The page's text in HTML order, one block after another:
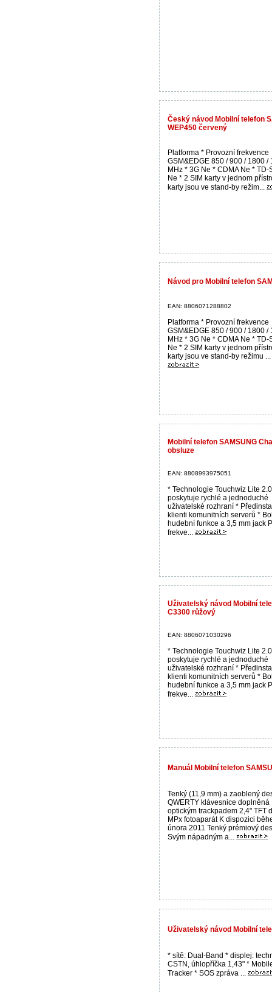
Český návod Mobilní telefon
WEP450 červený
Platforma * Provozní frekvence
GSM&EDGE 850 / 900 / 1800 /
MHz * 3G Ne * CDMA Ne * TD-
Ne * 2 SIM karty v jednom
karty jsou ve stand-by režim...
Návod pro Mobilní telefon
EAN: 8806071288802
Platforma * Provozní frekvence
GSM&EDGE 850 / 900 / 1800 /
MHz * 3G Ne * CDMA Ne * TD-
Ne * 2 SIM karty v jednom
karty jsou ve stand-by režimu ...
Mobilní telefon SAMSUNG
obsluze
EAN: 8808993975051
* Technologie Touchwiz Lite 2.0
poskytuje rychlé a jednoduché
uživatelské rozhraní *
klienti komunitních serverů *
hudební funkce a 3,5 mm jack
frekve...
Uživatelský návod Mobilní
C3300 růžový
EAN: 8806071030296
* Technologie Touchwiz Lite 2.0
poskytuje rychlé a jednoduché
uživatelské rozhraní *
klienti komunitních serverů *
hudební funkce a 3,5 mm jack
frekve...
Manuál Mobilní telefon
Tenký (11,9 mm) a zaoblený
QWERTY klávesnice doplněná
optickým trackpadem 2,4" TFT
MPx fotoaparát K dispozici
února 2011 Tenký prémiový
Svým nápadným a...
Uživatelský návod Mobilní
* sítě: Dual-Band * displej:
CSTN, úhlopříčka 1,43" *
Tracker * SOS zpráva ...